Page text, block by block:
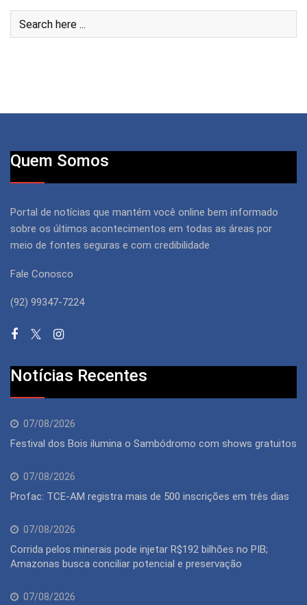
Quem Somos
Portal de notícias que mantém você online bem informado
sobre os últimos acontecimentos em todas as áreas por
meio de fontes seguras e com credibilidade
Fale Conosco
(92) 99347-7224
Notícias Recentes
07/08/2026
Festival dos Bois ilumina o Sambódromo com shows gratuitos
07/08/2026
Profac: TCE-AM registra mais de 500 inscrições em três dias
07/08/2026
Corrida pelos minerais pode injetar R$192 bilhões no PIB;
Amazonas busca conciliar potencial e preservação
07/08/2026